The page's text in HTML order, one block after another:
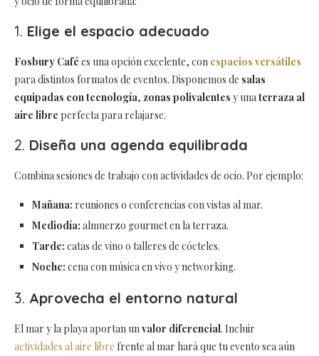
1. Elige el espacio adecuado
Fosbury Café es una opción excelente, con espacios versátiles
para distintos formatos de eventos. Disponemos de salas
equipadas con tecnología, zonas polivalentes y una terraza al
aire libre perfecta para relajarse.
2. Diseña una agenda equilibrada
Combina sesiones de trabajo con actividades de ocio. Por ejemplo:
Mañana: reuniones o conferencias con vistas al mar.
Mediodía: almuerzo gourmet en la terraza.
Tarde: catas de vino o talleres de cócteles.
Noche: cena con música en vivo y networking.
3. Aprovecha el entorno natural
El mar y la playa aportan un valor diferencial. Incluir
actividades al aire libre frente al mar hará que tu evento sea aún